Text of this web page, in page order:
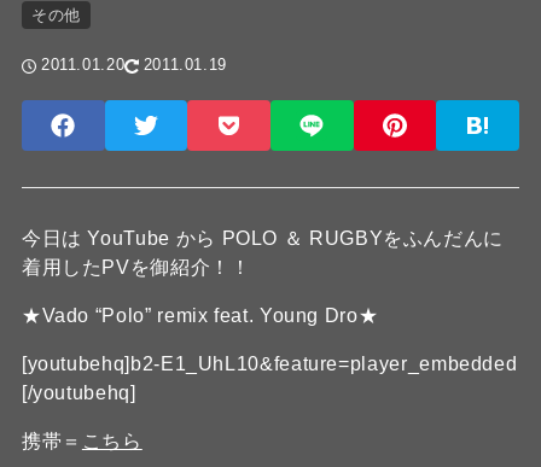
その他
2011.01.20 2011.01.19
今日は YouTube から POLO ＆ RUGBYをふんだんに
着用したPVを御紹介！！
★Vado “Polo” remix feat. Young Dro★
[youtubehq]b2-E1_UhL10&feature=player_embedded
[/youtubehq]
携帯＝ こちら